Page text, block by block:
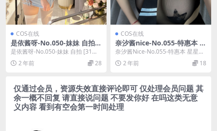
COS在线
是依酱呀-No.050-妹妹 自拍
[31P]
是依酱呀-No.050-妹妹 自拍 [31
P]，是依酱呀在线作品导航：是依
酱呀套...
2 年前 28
COS在线
奈汐酱nice-No.055-特惠本 星
星蕾丝 [39P]
奈汐酱Nice-No.055-特惠本 星星蕾
丝 [39P]，奈汐酱Nice在线作...
2 年前 18
仅通过会员，资源失效直接评论即可 仅处理会员问题 其
余一概不回复 请直接说问题 不要发你好 在吗这类无意
义内容 看到有空会第一时间处理